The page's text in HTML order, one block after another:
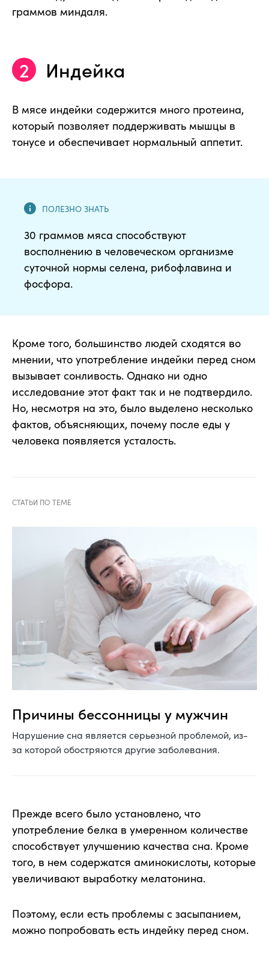
граммов миндаля.
Индейка
В мясе индейки содержится много протеина,
который позволяет поддерживать мышцы в
тонусе и обеспечивает нормальный аппетит.
30 граммов мяса способствуют
восполнению в человеческом организме
суточной нормы селена, рибофлавина и
фосфора.
Кроме того, большинство людей сходятся во
мнении, что употребление индейки перед сном
вызывает сонливость. Однако ни одно
исследование этот факт так и не подтвердило.
Но, несмотря на это, было выделено несколько
фактов, объясняющих, почему после еды у
человека появляется усталость.
Причины бессонницы у мужчин
Нарушение сна является серьезной проблемой, из-
за которой обостряются другие заболевания.
Прежде всего было установлено, что
употребление белка в умеренном количестве
способствует улучшению качества сна. Кроме
того, в нем содержатся аминокислоты, которые
увеличивают выработку мелатонина.
Поэтому, если есть проблемы с засыпанием,
можно попробовать есть индейку перед сном.